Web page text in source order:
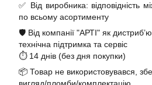
✅ Від виробника: відповідність
по всьому асортименту
🛡️ Від компанії "АРТІ" як
технічна підтримка та сервіс
⏱️ 14 днів (без дня покупки)
📦 Товар не використовувався,